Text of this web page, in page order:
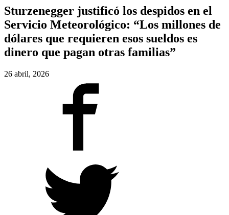
Sturzenegger justificó los despidos en el
Servicio Meteorológico: “Los millones de
dólares que requieren esos sueldos es
dinero que pagan otras familias”
26 abril, 2026